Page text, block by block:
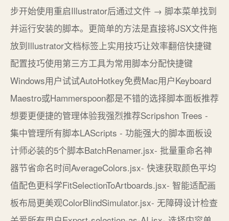
步开始使用重启Illustrator后通过文件 → 脚本菜单找到
并运行安装的脚本。更简单的方法是直接将JSX文件拖
放到Illustrator文档标签上实用技巧让效率翻倍快捷键
配置技巧使用第三方工具为常用脚本分配快捷键
Windows用户试试AutoHotkey免费Mac用户Keyboard
Maestro或Hammerspoon都是不错的选择脚本面板推荐
想要更便捷的管理体验我强烈推荐Scripshon Trees -
集中管理所有脚本LAScripts - 功能强大的脚本面板设
计师必装的5个脚本BatchRenamer.jsx- 批量重命名神
器节省命名时间AverageColors.jsx- 快速获取颜色平均
值配色更科学FitSelectionToArtboards.jsx- 智能适配画
板布局更美观ColorBlindSimulator.jsx- 无障碍设计检查